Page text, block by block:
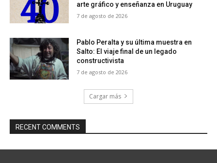
arte gráfico y enseñanza en Uruguay
7 de agosto de 2026
Pablo Peralta y su última muestra en
Salto: El viaje final de un legado
constructivista
7 de agosto de 2026
Cargar más
RECENT COMMENTS